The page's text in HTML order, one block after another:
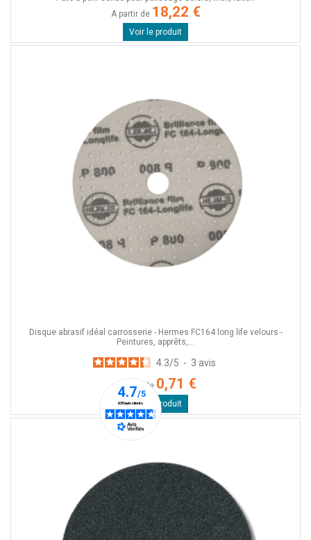
A partir de 18,22 €
Voir le produit
Disque abrasif idéal carrosserie - Hermes FC164 long life velours -
Peintures, apprêts,...
4.3/5 - 3 avis
A partir de 0,71 €
Voir le produit